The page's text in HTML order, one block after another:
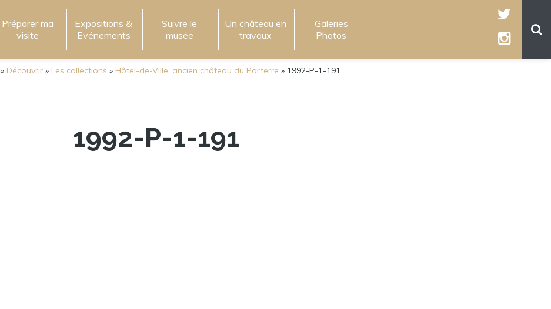
Préparer ma
visite
Expositions &
Evénements
Suivre le
musée
Un château en
travaux
Galeries
Photos
» Découvrir » Les collections » Hôtel-de-Ville, ancien château du Parterre » 1992-P-1-191
1992-P-1-191